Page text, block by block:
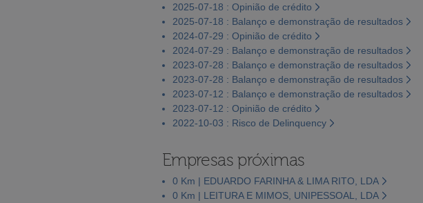
2025-07-18 : Opinião de crédito
2025-07-18 : Balanço e demonstração de resultados
2024-07-29 : Opinião de crédito
2024-07-29 : Balanço e demonstração de resultados
2023-07-28 : Balanço e demonstração de resultados
2023-07-28 : Balanço e demonstração de resultados
2023-07-12 : Balanço e demonstração de resultados
2023-07-12 : Opinião de crédito
2022-10-03 : Risco de Delinquency
Empresas próximas
0 Km | EDUARDO FARINHA & LIMA RITO, LDA
0 Km | LEITURA E MIMOS, UNIPESSOAL, LDA